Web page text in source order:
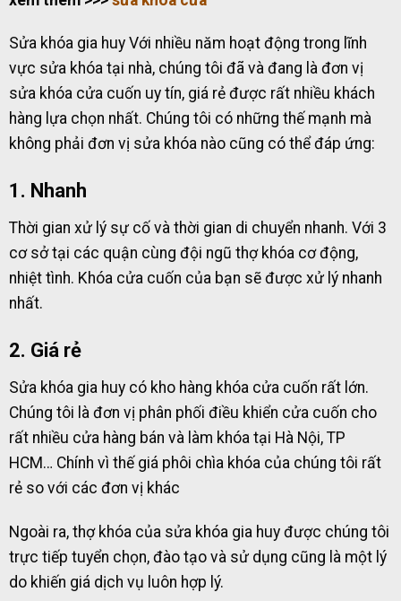
Sửa khóa gia huy Với nhiều năm hoạt động trong lĩnh
vực sửa khóa tại nhà, chúng tôi đã và đang là đơn vị
sửa khóa cửa cuốn uy tín, giá rẻ được rất nhiều khách
hàng lựa chọn nhất. Chúng tôi có những thế mạnh mà
không phải đơn vị sửa khóa nào cũng có thể đáp ứng:
1. Nhanh
Thời gian xử lý sự cố và thời gian di chuyển nhanh. Với 3
cơ sở tại các quận cùng đội ngũ thợ khóa cơ động,
nhiệt tình. Khóa cửa cuốn của bạn sẽ được xử lý nhanh
nhất.
2. Giá rẻ
Sửa khóa gia huy có kho hàng khóa cửa cuốn rất lớn.
Chúng tôi là đơn vị phân phối điều khiển cửa cuốn cho
rất nhiều cửa hàng bán và làm khóa tại Hà Nội, TP
HCM… Chính vì thế giá phôi chìa khóa của chúng tôi rất
rẻ so với các đơn vị khác
Ngoài ra, thợ khóa của sửa khóa gia huy được chúng tôi
trực tiếp tuyển chọn, đào tạo và sử dụng cũng là một lý
do khiến giá dịch vụ luôn hợp lý.